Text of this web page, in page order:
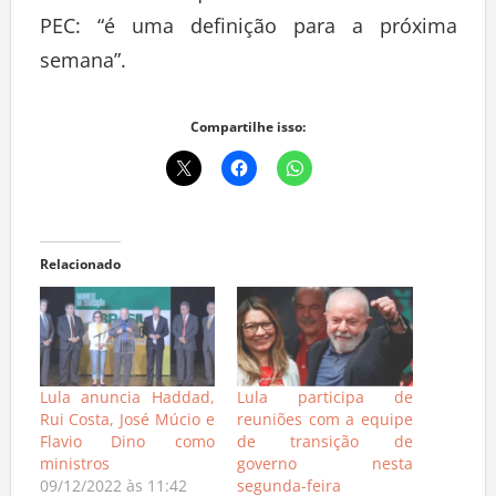
PEC: “é uma definição para a próxima
semana”.
Compartilhe isso:
Relacionado
Lula anuncia Haddad,
Rui Costa, José Múcio e
Flavio Dino como
ministros
09/12/2022 às 11:42
Lula participa de
reuniões com a equipe
de transição de
governo nesta
segunda-feira